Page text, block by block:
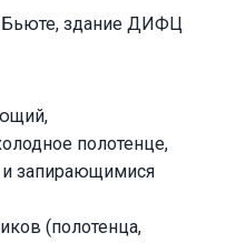
здание ДИФЦ
полотенце,
запирающимися
(полотенца,